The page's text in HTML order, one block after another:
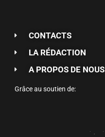
CONTACTS
LA RÉDACTION
A PROPOS DE NOUS
Grâce au soutien de: